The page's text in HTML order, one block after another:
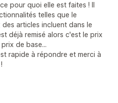
pour quoi elle est faites ! Il
telles que le
articles incluent dans le
déjà remisé alors c'est le prix
de base...
rapide à répondre et merci à